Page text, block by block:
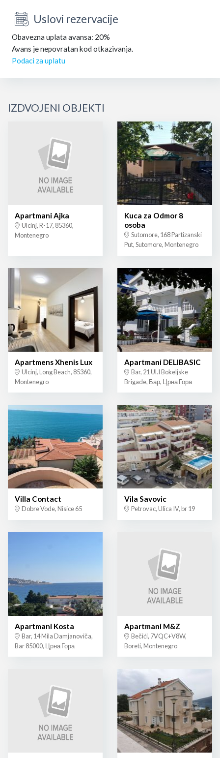
Uslovi rezervacije
Obavezna uplata avansa: 20%
Avans je nepovratan kod otkazivanja.
Podaci za uplatu
IZDVOJENI OBJEKTI
Apartmani Ajka
Ulcinj, R-17, 85360,
Montenegro
Kuca za Odmor 8
osoba
Sutomore, 168 Partizanski
Put, Sutomore, Montenegro
Apartmens Xhenis Lux
Ulcinj, Long Beach, 85360,
Montenegro
Apartmani DELIBASIC
Bar, 21 Ul.I Bokeljske
Brigade, Бар, Црна Гора
Villa Contact
Dobre Vode, Nisice 65
Vila Savovic
Petrovac, Ulica IV, br 19
Apartmani Kosta
Bar, 14 Mila Damjanoviča,
Bar 85000, Црна Гора
Apartmani M&Z
Bečići, 7VQC+V8W,
Boreti, Montenegro